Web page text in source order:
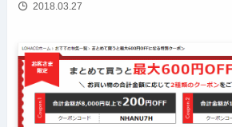
2018.03.27